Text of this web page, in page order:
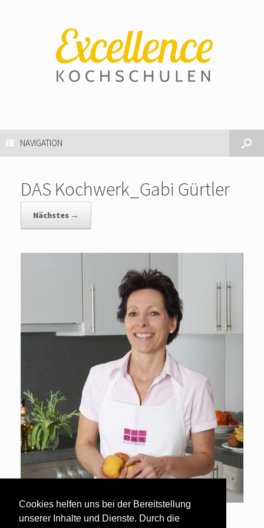
Cookies helfen uns bei der Bereitstellung
unserer Inhalte und Dienste. Durch die
NAVIGATION
DAS Kochwerk_Gabi Gürtler
Nächstes →
Ernährungscoach Gabi Gürtler DAS Kochwerk Wien